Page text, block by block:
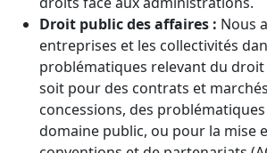
Droit public des affaires : Nous
entreprises et les collectivités
problématiques relevant du droit
soit pour des contrats et
concessions, des
domaine public, ou pour la mise